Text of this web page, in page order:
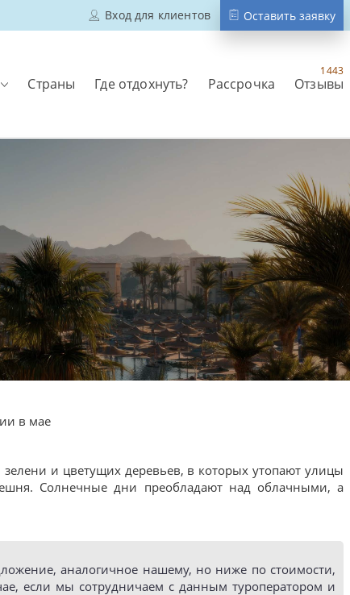
Вход для клиентов Оставить заявку
Страны Где отдохнуть? Рассрочка Отзывы
1443
в мае
и цветущих деревьев, в которых утопают улицы
Солнечные дни преобладают над облачными, а
аналогичное нашему, но ниже по стоимости,
если мы сотрудничаем с данным туроператором и